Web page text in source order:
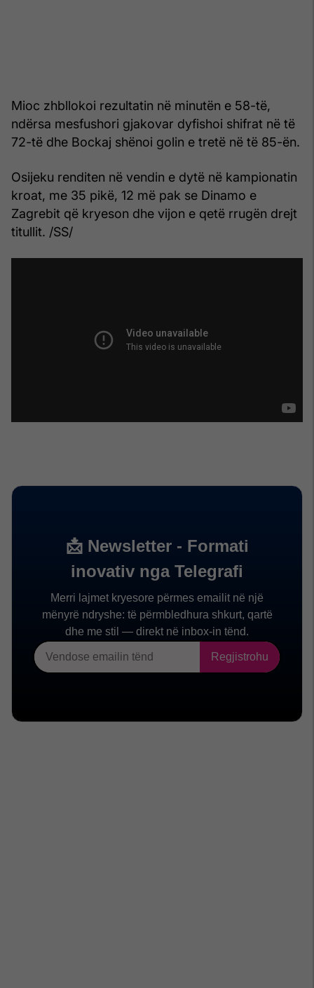
Mioc zhbllokoi rezultatin në minutën e 58-të,
ndërsa mesfushori gjakovar dyfishoi shifrat në të
72-të dhe Bockaj shënoi golin e tretë në të 85-ën.
Osijeku renditen në vendin e dytë në kampionatin
kroat, me 35 pikë, 12 më pak se Dinamo e
Zagrebit që kryeson dhe vijon e qetë rrugën drejt
titullit. /SS/